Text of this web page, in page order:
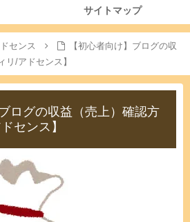
サイトマップ
センス
【初心者向け】ブログの収
リ/アドセンス】
ログの収益（売上）確認方
センス】